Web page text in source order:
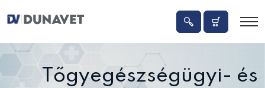
Tőgyegészségügyi- és